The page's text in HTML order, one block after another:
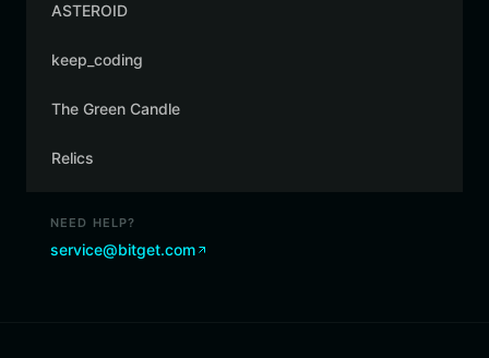
ASTEROID
keep_coding
The Green Candle
Relics
NEED HELP?
service@bitget.com